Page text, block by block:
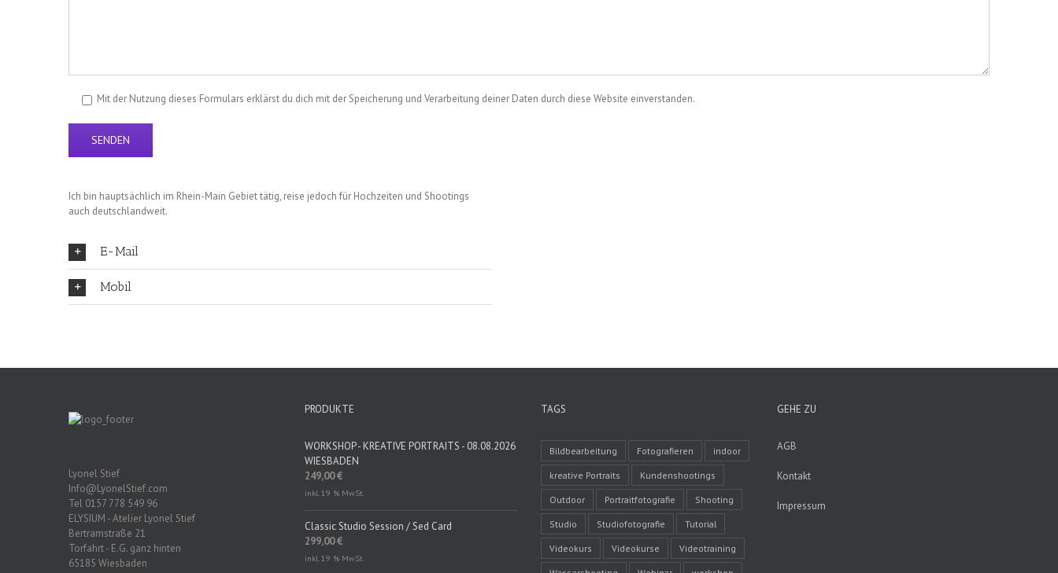
Mit der Nutzung dieses Formulars erklärst du dich mit der Speicherung und Verarbeitung deiner Daten durch diese Website einverstanden.
Ich bin hauptsächlich im Rhein-Main Gebiet tätig, reise jedoch für Hochzeiten und Shootings
auch deutschlandweit.
E-Mail
Mobil
Lyonel Stief
Info@LyonelStief.com
Tel 0157 778 549 96
ELYSIUM - Atelier Lyonel Stief
Bertramstraße 21
Torfahrt - E.G. ganz hinten
65185 Wiesbaden
PRODUKTE
WORKSHOP - KREATIVE PORTRAITS - 08.08.2026
WIESBADEN
249,00€
inkl. 19 % MwSt.
Classic Studio Session / Sed Card
299,00€
inkl. 19 % MwSt.
TAGS
Bildbearbeitung Fotografieren indoor
kreative Portraits Kundenshootings
Outdoor Portraitfotografie Shooting
Studio Studiofotografie Tutorial
Videokurs Videokurse Videotraining
GEHE ZU
AGB
Kontakt
Impressum